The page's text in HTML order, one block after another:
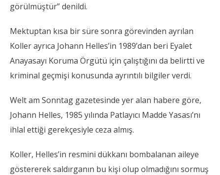
görülmüştür” denildi.
Mektuptan kısa bir süre sonra görevinden ayrılan
Koller ayrıca Johann Helles’in 1989’dan beri Eyalet
Anayasayı Koruma Örgütü için çalıştığını da belirtti ve
kriminal geçmişi konusunda ayrıntılı bilgiler verdi.
Welt am Sonntag gazetesinde yer alan habere göre,
Johann Helles, 1985 yılında Patlayıcı Madde Yasası’nı
ihlal ettiği gerekçesiyle ceza almış.
Koller, Helles’in resmini dükkanı bombalanan aileye
göstererek saldırganın bu kişi olup olmadığını sormuş